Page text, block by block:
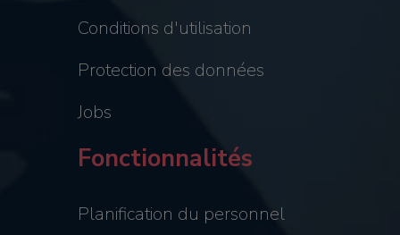
Conditions d'utilisation
Protection des données
Jobs
Fonctionnalités
Planification du personnel